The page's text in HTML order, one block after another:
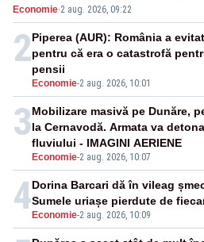
Economie·2 aug. 2026, 09:22
2
Economie-2 aug. 2026, 10:01
Piperea (AUR): România a
pentru că era o catastrofă
pensii
3
Economie-2 aug. 2026, 10:07
Mobilizare masivă pe Dunăre,
la Cernavodă. Armata va
fluviului - IMAGINI AERIENE
4Economie-2 aug. 2026, 10:09
Dorina Barcari dă în vileag
Sumele uriașe pierdute de